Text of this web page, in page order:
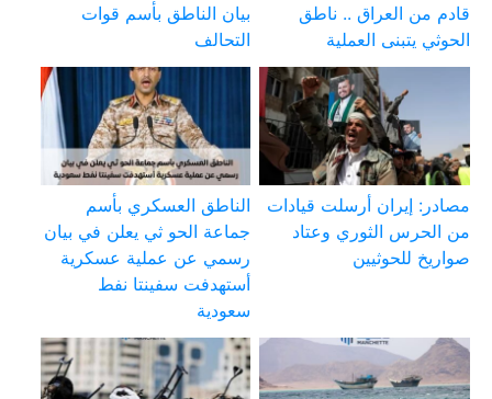
قادم من العراق .. ناطق
الحوثي يتبنى العملية
بيان الناطق بأسم قوات
التحالف
مصادر: إيران أرسلت قيادات
من الحرس الثوري وعتاد
صواريخ للحوثيين
الناطق العسكري بأسم
جماعة الحو ثي يعلن في بيان
رسمي عن عملية عسكرية
أستهدفت سفينتا نفط
سعودية